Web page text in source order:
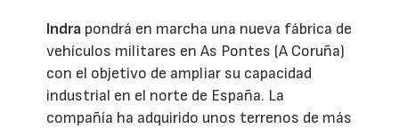
Indra pondrá en marcha una nueva fábrica de
vehículos militares en As Pontes (A Coruña)
con el objetivo de ampliar su capacidad
industrial en el norte de España. La
compañía ha adquirido unos terrenos de más